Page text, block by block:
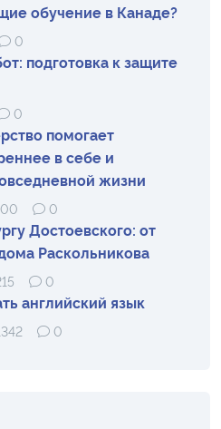
обучение в Канаде?
0
подготовка к защите
0
помогает
в себе и
жизни
0
Достоевского: от
Раскольникова
0
английский язык
0